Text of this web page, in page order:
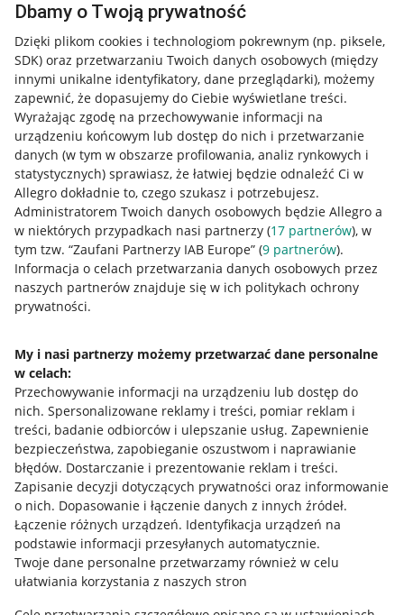
Dbamy o Twoją prywatność
Dzięki plikom cookies i technologiom pokrewnym (np. piksele,
SDK) oraz przetwarzaniu Twoich danych osobowych (między
innymi unikalne identyfikatory, dane przeglądarki), możemy
zapewnić, że dopasujemy do Ciebie wyświetlane treści.
Wyrażając zgodę na przechowywanie informacji na
urządzeniu końcowym lub dostęp do nich i przetwarzanie
danych (w tym w obszarze profilowania, analiz rynkowych i
statystycznych) sprawiasz, że łatwiej będzie odnaleźć Ci w
Allegro dokładnie to, czego szukasz i potrzebujesz.
Administratorem Twoich danych osobowych będzie Allegro a
w niektórych przypadkach nasi partnerzy (17 partnerów), w
tym tzw. “Zaufani Partnerzy IAB Europe” (9 partnerów).
Informacja o celach przetwarzania danych osobowych przez
naszych partnerów znajduje się w ich politykach ochrony
prywatności.
My i nasi partnerzy możemy przetwarzać dane personalne
w celach:
Przechowywanie informacji na urządzeniu lub dostęp do
nich. Spersonalizowane reklamy i treści, pomiar reklam i
treści, badanie odbiorców i ulepszanie usług. Zapewnienie
bezpieczeństwa, zapobieganie oszustwom i naprawianie
błędów. Dostarczanie i prezentowanie reklam i treści.
Zapisanie decyzji dotyczących prywatności oraz informowanie
o nich. Dopasowanie i łączenie danych z innych źródeł.
Łączenie różnych urządzeń. Identyfikacja urządzeń na
podstawie informacji przesyłanych automatycznie.
Twoje dane personalne przetwarzamy również w celu
ułatwiania korzystania z naszych stron
Przydatne informacje
Jak to działa
Allegro Gadane dla sprzedających
Allegro Gadane dla kupujących
Mapa miejscowości
Informacje prawne
Regulamin
Polityka plików "cookies"
Ustawienia plików "cookies"